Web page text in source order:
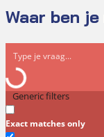
Waar ben
Generic filters
Exact matches only